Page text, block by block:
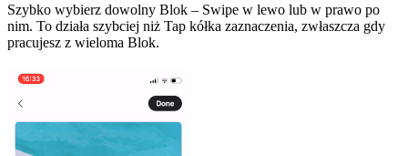
Szybko wybierz dowolny Blok – Swipe w lewo lub w prawo po
nim. To działa szybciej niż Tap kółka zaznaczenia, zwłaszcza gdy
pracujesz z wieloma Blok.